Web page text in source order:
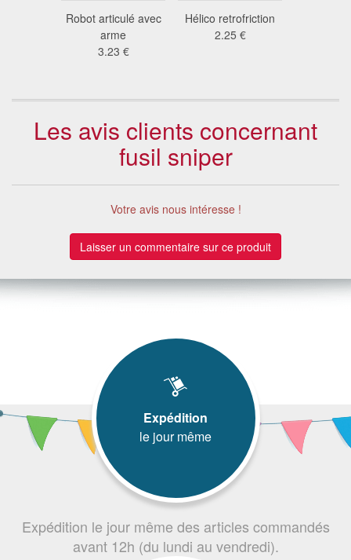
Robot articulé avec
arme
3.23 €
Hélico retrofriction
2.25 €
Les avis clients concernant
fusil sniper
Votre avis nous intéresse !
Laisser un commentaire sur ce produit
Expédition
le jour même
Expédition le jour même des articles commandés
avant 12h (du lundi au vendredi).